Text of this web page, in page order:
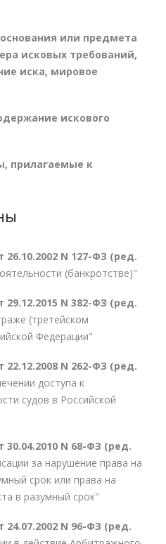
или предмета
исковых требований,
иска, мировое
искового
прилагаемые к
N 127-ФЗ (ред.
(банкротстве)"
N 382-ФЗ (ред.
(третейском
Федерации"
N 262-ФЗ (ред.
доступа к
судов в Российской
N 68-ФЗ (ред.
за нарушение права на
срок или права на
в разумный срок"
N 96-ФЗ (ред.